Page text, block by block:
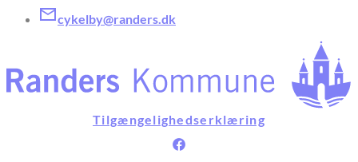
cykelby@randers.dk
Tilgængelighedserklæring